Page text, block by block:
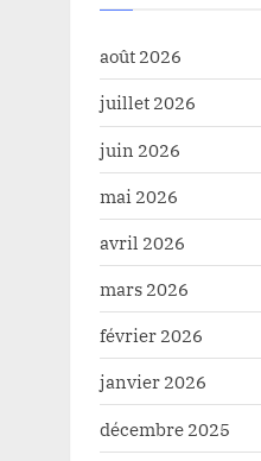
août 2026
juillet 2026
juin 2026
mai 2026
avril 2026
mars 2026
février 2026
janvier 2026
décembre 2025